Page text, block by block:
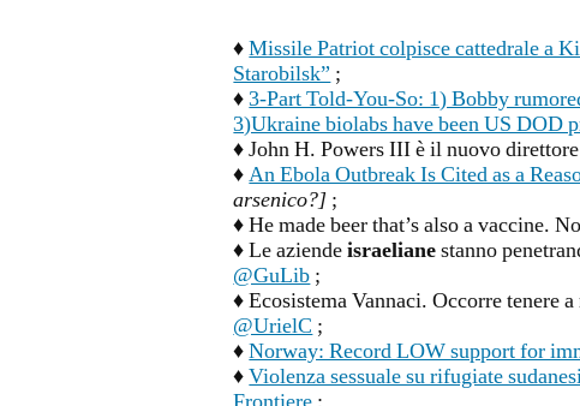
♦Missile Patriot colpisce cattedrale a
Starobilsk” ;
♦3-Part Told-You-So: 1) Bobby
3)Ukraine biolabs have been US DOD
♦ John H. Powers III è il nuovo
♦An Ebola Outbreak Is Cited as a
arsenico?] ;
♦ He made beer that’s also a vaccine.
♦ Le aziendeisraelianestanno
@GuLib ;
♦ Ecosistema Vannaci. Occorre
@UrielC ;
♦Norway: Record LOW support for
♦Violenza sessuale su rifugiate